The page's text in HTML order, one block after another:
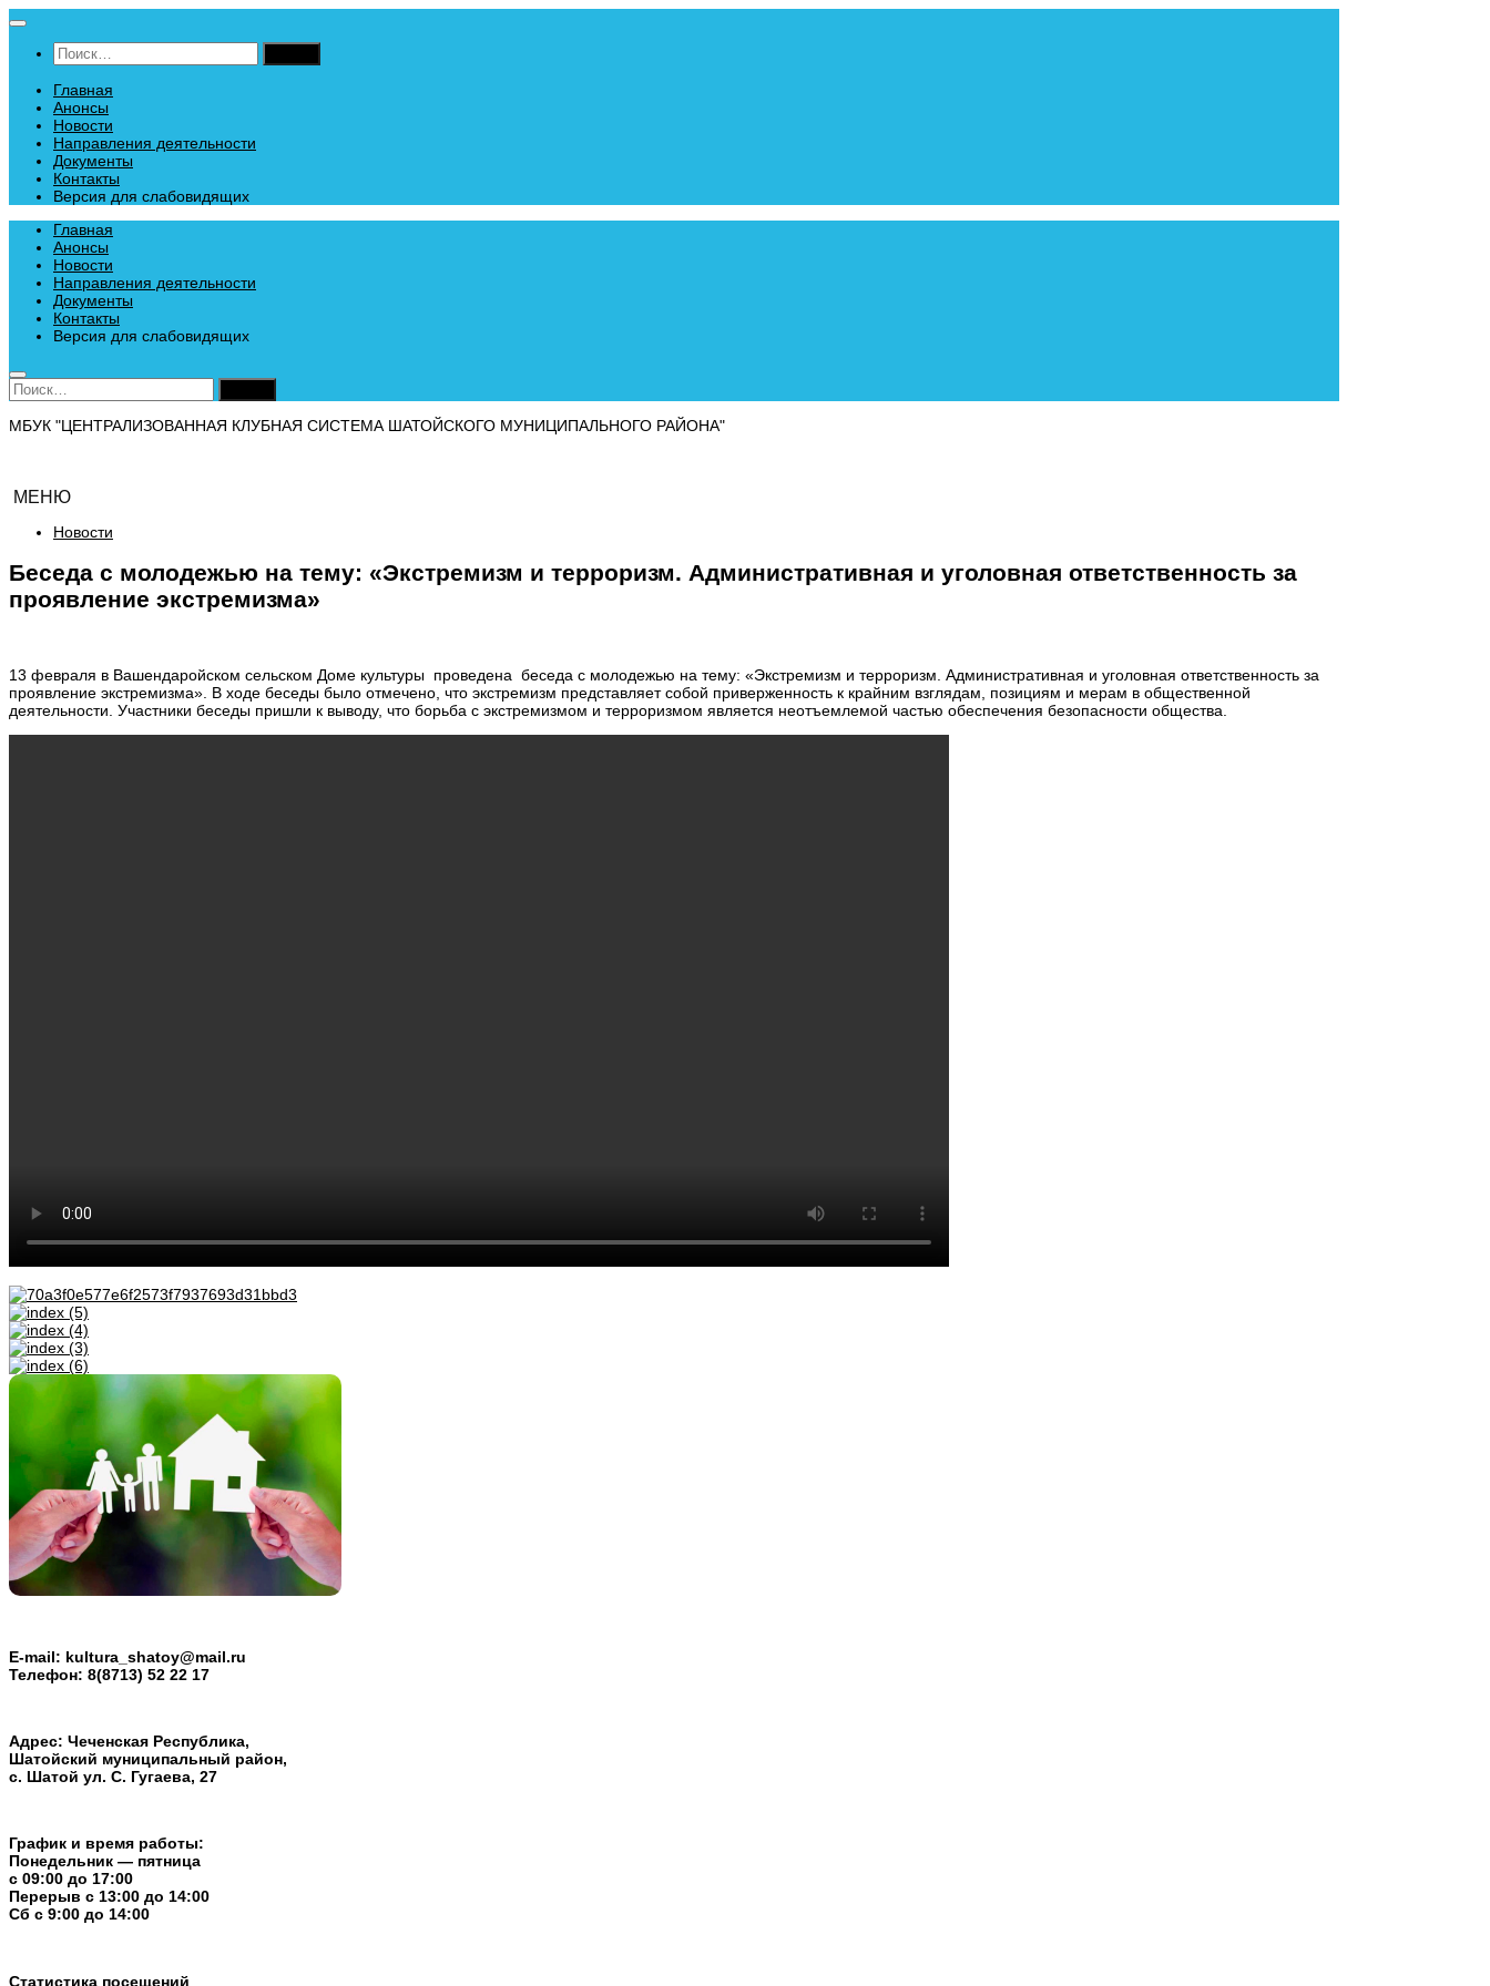
Перейти
содержимому
Найти:
Главная
Анонсы
Новости
Направления деятельности
Документы
Контакты
Версия для слабовидящих
Главная
Анонсы
Новости
Направления деятельности
Документы
Контакты
Версия для слабовидящих
Найти:
МБУК "ЦЕНТРАЛИЗОВАННАЯ КЛУБНАЯ СИСТЕМА ШАТОЙСКОГО МУНИЦИПАЛЬНОГО РАЙОНА"
МЕНЮ
Новости
Беседа с молодежью на тему: «Экстремизм и терроризм. Административная и уголовная ответственность за
проявление экстремизма»
13 февраля в Вашендаройском сельском Доме культуры проведена беседа с молодежью на тему: «Экстремизм и терроризм. Административная и уголовная ответственность за
проявление экстремизма». В ходе беседы было отмечено, что экстремизм представляет собой приверженность к крайним взглядам, позициям и мерам в общественной
деятельности. Участники беседы пришли к выводу, что борьба с экстремизмом и терроризмом является неотъемлемой частью обеспечения безопасности общества.
E-mail: kultura_shatoy@mail.ru
Телефон: 8(8713) 52 22 17
Адрес: Чеченская Республика,
Шатойский муниципальный район,
с. Шатой ул. С. Гугаева, 27
График и время работы:
Понедельник — пятница
с 09:00 до 17:00
Перерыв c 13:00 до 14:00
Cб с 9:00 до 14:00
Статистика посещений